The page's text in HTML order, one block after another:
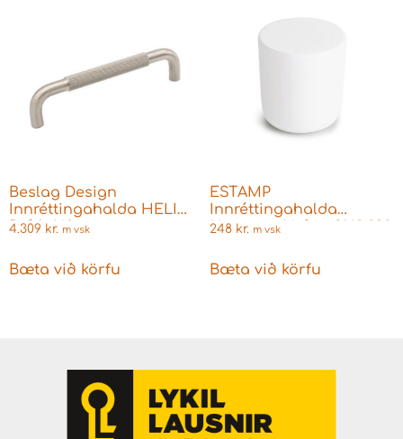
Beslag Design
Innréttingahalda HELIX
Ryðfr 160mm
4.309 kr. m vsk
Bæta við körfu
ESTAMP
Innréttingahalda
Hnappur Hvítur 8162.292
248 kr. m vsk
Bæta við körfu